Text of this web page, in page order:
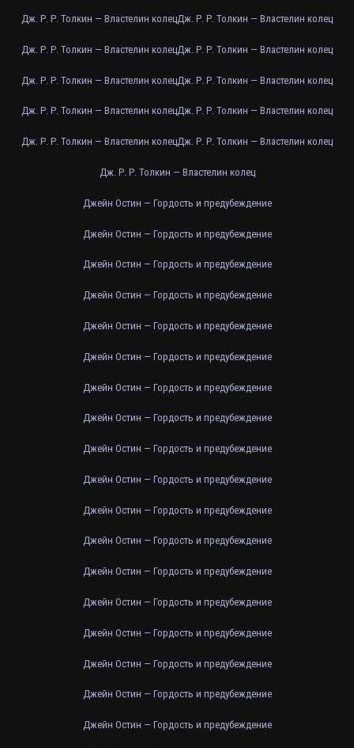
Дж. Р. Р. Толкин — Властелин колецДж. Р. Р. Толкин — Властелин колец
Дж. Р. Р. Толкин — Властелин колецДж. Р. Р. Толкин — Властелин колец
Дж. Р. Р. Толкин — Властелин колецДж. Р. Р. Толкин — Властелин колец
Дж. Р. Р. Толкин — Властелин колецДж. Р. Р. Толкин — Властелин колец
Дж. Р. Р. Толкин — Властелин колецДж. Р. Р. Толкин — Властелин колец
Дж. Р. Р. Толкин — Властелин колец
Джейн Остин — Гордость и предубеждение
Джейн Остин — Гордость и предубеждение
Джейн Остин — Гордость и предубеждение
Джейн Остин — Гордость и предубеждение
Джейн Остин — Гордость и предубеждение
Джейн Остин — Гордость и предубеждение
Джейн Остин — Гордость и предубеждение
Джейн Остин — Гордость и предубеждение
Джейн Остин — Гордость и предубеждение
Джейн Остин — Гордость и предубеждение
Джейн Остин — Гордость и предубеждение
Джейн Остин — Гордость и предубеждение
Джейн Остин — Гордость и предубеждение
Джейн Остин — Гордость и предубеждение
Джейн Остин — Гордость и предубеждение
Джейн Остин — Гордость и предубеждение
Джейн Остин — Гордость и предубеждение
Джейн Остин — Гордость и предубеждение